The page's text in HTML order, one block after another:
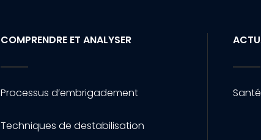
COMPRENDRE ET ANALYSER
Processus d’embrigadement
Techniques de destabilisation